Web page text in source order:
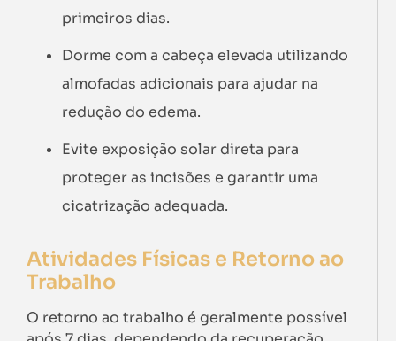
primeiros dias.
Dorme com a cabeça elevada utilizando
almofadas adicionais para ajudar na
redução do edema.
Evite exposição solar direta para
proteger as incisões e garantir uma
cicatrização adequada.
Atividades Físicas e Retorno ao
Trabalho
O retorno ao trabalho é geralmente possível